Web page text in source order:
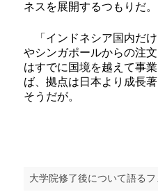
ネスを展開するつもりだ。
「インドネシア国内だ
やシンガポールからの注
はすでに国境を越えて事
ば、拠点は日本より成長
そうだが。
大学院修了後について語る